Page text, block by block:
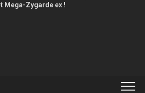
Mega-Zygarde ex !